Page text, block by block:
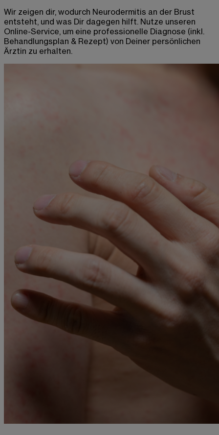
Wir zeigen dir, wodurch Neurodermitis an der Brust
entsteht, und was Dir dagegen hilft. Nutze unseren
Online-Service, um eine professionelle Diagnose (inkl.
Behandlungsplan & Rezept) von Deiner persönlichen
Ärztin zu erhalten.